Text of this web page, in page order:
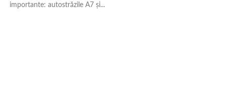
importante: autostrăzile A7 și...